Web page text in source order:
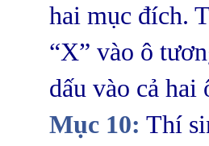
hai mục đích.
“X” vào ô
dấu vào cả hai
Mục 10: Thí